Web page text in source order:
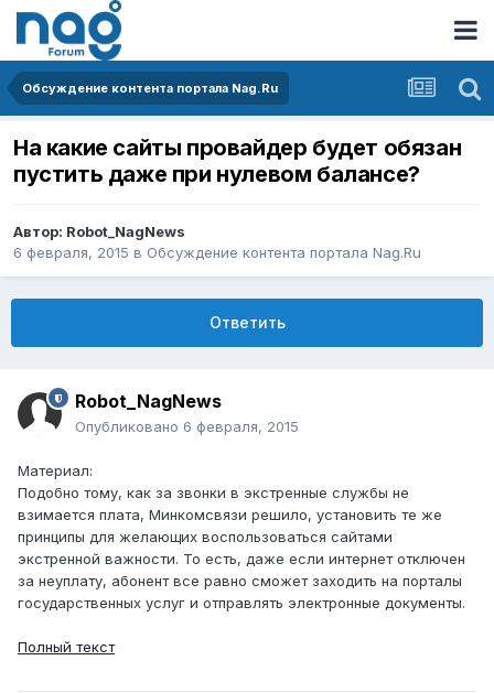
Обсуждение контента портала Nag.Ru
На какие сайты провайдер будет обязан
пустить даже при нулевом балансе?
Автор: Robot_NagNews
6 февраля, 2015 в Обсуждение контента портала Nag.Ru
Ответить
Robot_NagNews
Опубликовано 6 февраля, 2015
Материал:
Подобно тому, как за звонки в экстренные службы не
взимается плата, Минкомсвязи решило, установить те же
принципы для желающих воспользоваться сайтами
экстренной важности. То есть, даже если интернет отключен
за неуплату, абонент все равно сможет заходить на порталы
государственных услуг и отправлять электронные документы.
Полный текст